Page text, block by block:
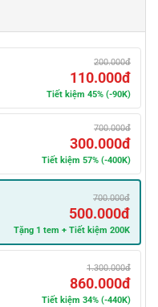
200.000đ
110.000đ
Tiết kiệm 45% (-90K)
700.000đ
300.000đ
Tiết kiệm 57% (-400K)
700.000đ
500.000đ
Tặng 1 tem + Tiết kiệm 200K
1.300.000đ
860.000đ
Tiết kiệm 34% (-440K)